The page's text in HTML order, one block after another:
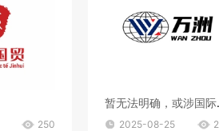
250
暂无
2025-08-25